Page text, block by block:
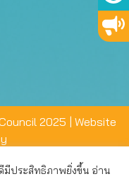
2025 | Website
มีประสิทธิภาพยิ่งขึ้น อ่าน
รใช้งานที่ดีให้แก่ท่าน คุณ